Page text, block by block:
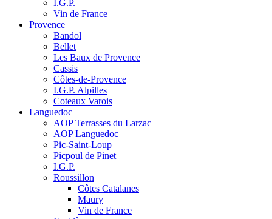
I.G.P.
Vin de France
Provence
Bandol
Bellet
Les Baux de Provence
Cassis
Côtes-de-Provence
I.G.P. Alpilles
Coteaux Varois
Languedoc
AOP Terrasses du Larzac
AOP Languedoc
Pic-Saint-Loup
Picpoul de Pinet
I.G.P.
Roussillon
Côtes Catalanes
Maury
Vin de France